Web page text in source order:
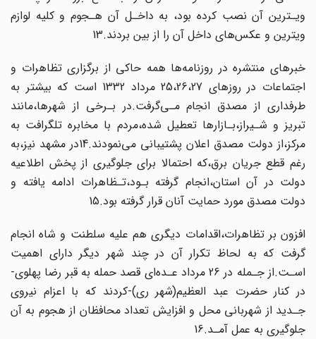
ویـترین آن نصب‌ کرده‌ بود، به داخـل آن هـجوم و کلیه لوازم
ویترین و عکس‌های داخل آن را از بین بردند.13
خبرهای منتشره در روزنامه‌ها همه حاکی از برگزاری تظاهرات و
اجتماعات در روزهای‌ 25،26،27‌ مرداد 1332 است که بیشتر به
طرفداری از مصدق انجام مـی‌گرفت.در بـرخی‌ از شهرها،مانند
تبریز و شـیراز،بـازارها تعطیل شده،مردم با مخابره تلگرافت به
مرکز،از دولت‌ مصدق اعلان‌ پشتیبانی‌ می‌نمودند.14در مشهد نیز،به
رغم قطع جریان برق،که احتمالا برای‌ جلوگیری از پخش اطلاعیه
دولت در آن استان،انجام گرفته بـود،تـظاهرات ادامه یافته و
دولت‌ مصدق مورد‌ حمایت‌ آنان قرار گرفته بود.15
افزون بر تظاهرات،اقدامات دیگری هم علیه سلطنت و شاه انجام
گرفت که به لحاظ تکرار آن در چند شهر دیگر دارای اهمیت
اسـت.از‌ جـمله‌ در 26 مرداد عـده‌ای قصد حمله به قبر رضا پهلوی-
در کنار حضرت عبد العظیم(شهر ری)-کردند که با اعزام نیروی
جـدید از شهربانی‌ محل و افزایش تعداد محافظان‌ از‌ هجوم‌ به آن
جلوگیری به عمل‌ آمـد‌.16‌